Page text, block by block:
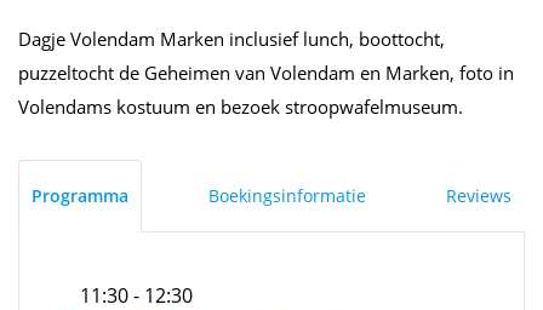
Dagje Volendam Marken inclusief lunch, boottocht,
puzzeltocht de Geheimen van Volendam en Marken, foto in
Volendams kostuum en bezoek stroopwafelmuseum.
Programma Boekingsinformatie Reviews
11:30 - 12:30